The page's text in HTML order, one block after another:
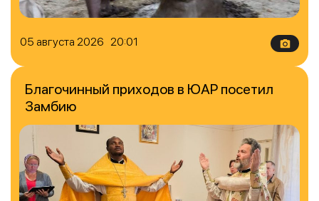
05 августа 2026 20:01
Благочинный приходов в ЮАР посетил
Замбию